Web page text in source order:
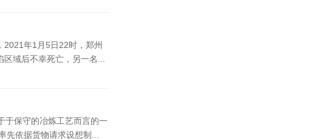
2021年1月5日22时，郑州
域后不幸死亡，另一名...
于保守的冶炼工艺而言的一
先依据货物请求设想制...